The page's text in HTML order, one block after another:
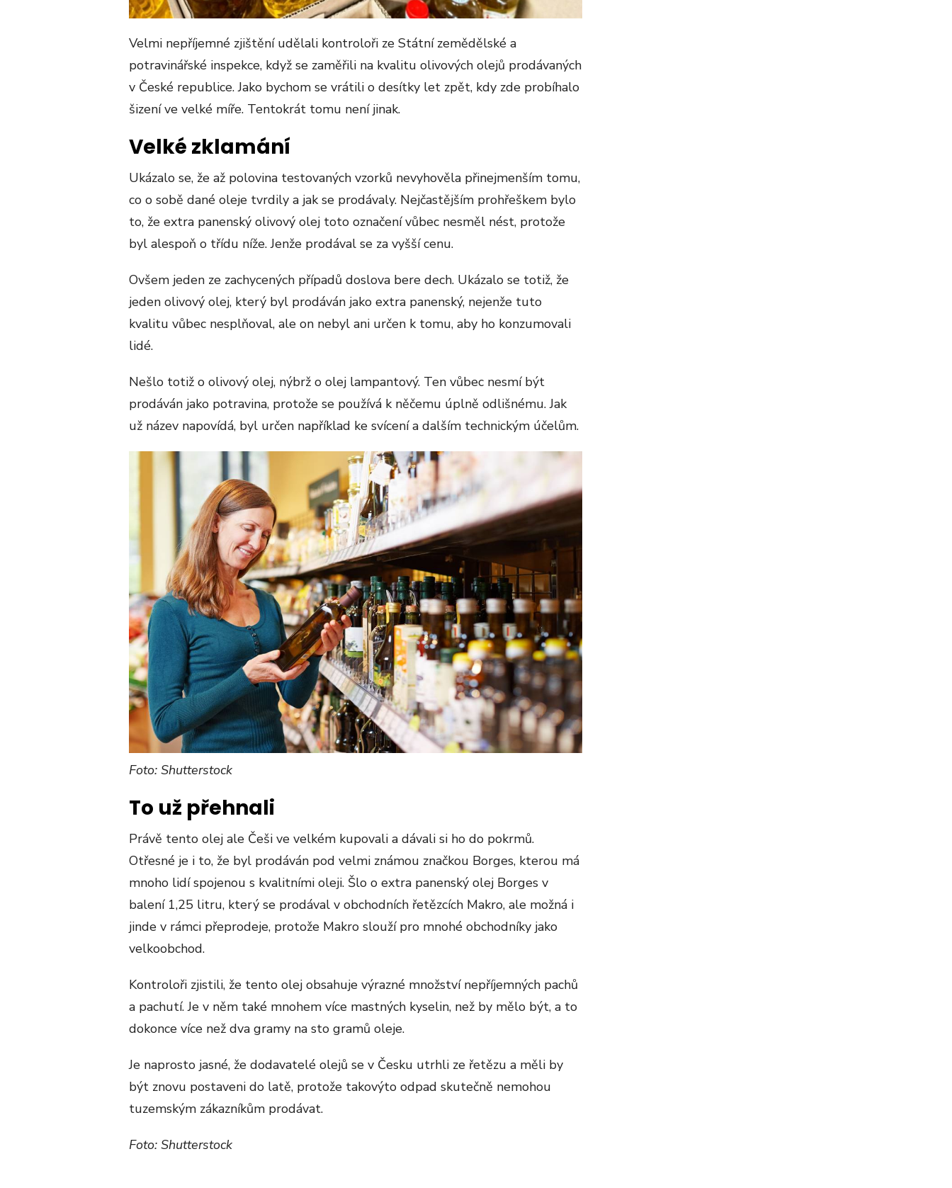
Velmi nepříjemné zjištění udělali kontroloři ze Státní zemědělské a
potravinářské inspekce, když se zaměřili na kvalitu olivových olejů prodávaných
v České republice. Jako bychom se vrátili o desítky let zpět, kdy zde probíhalo
šizení ve velké míře. Tentokrát tomu není jinak.
Velké zklamání
Ukázalo se, že až polovina testovaných vzorků nevyhověla přinejmenším tomu,
co o sobě dané oleje tvrdily a jak se prodávaly. Nejčastějším prohřeškem bylo
to, že extra panenský olivový olej toto označení vůbec nesměl nést, protože
byl alespoň o třídu níže. Jenže prodával se za vyšší cenu.
Ovšem jeden ze zachycených případů doslova bere dech. Ukázalo se totiž, že
jeden olivový olej, který byl prodáván jako extra panenský, nejenže tuto
kvalitu vůbec nesplňoval, ale on nebyl ani určen k tomu, aby ho konzumovali
lidé.
Nešlo totiž o olivový olej, nýbrž o olej lampantový. Ten vůbec nesmí být
prodáván jako potravina, protože se používá k něčemu úplně odlišnému. Jak
už název napovídá, byl určen například ke svícení a dalším technickým účelům.
Foto: Shutterstock
To už přehnali
Právě tento olej ale Češi ve velkém kupovali a dávali si ho do pokrmů.
Otřesné je i to, že byl prodáván pod velmi známou značkou Borges, kterou má
mnoho lidí spojenou s kvalitními oleji. Šlo o extra panenský olej Borges v
balení 1,25 litru, který se prodával v obchodních řetězcích Makro, ale možná i
jinde v rámci přeprodeje, protože Makro slouží pro mnohé obchodníky jako
velkoobchod.
Kontroloři zjistili, že tento olej obsahuje výrazné množství nepříjemných pachů
a pachutí. Je v něm také mnohem více mastných kyselin, než by mělo být, a to
dokonce více než dva gramy na sto gramů oleje.
Je naprosto jasné, že dodavatelé olejů se v Česku utrhli ze řetězu a měli by
být znovu postaveni do latě, protože takovýto odpad skutečně nemohou
tuzemským zákazníkům prodávat.
Foto: Shutterstock